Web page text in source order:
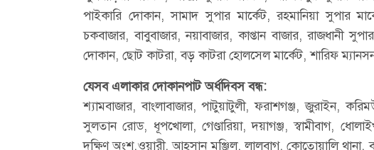
পাইকারি দোকান, সামাদ সুপার মার্কেট, রহমানিয়া সুপার
চকবাজার, বাবুবাজার, নয়াবাজার, কাপ্তান বাজার, রাজধানী
দোকান, ছোট কাটরা, বড় কাটরা হোলসেল মার্কেট, শারিফ
যেসব এলাকার দোকানপাট অর্ধদিবস বন্ধ:
শ্যামবাজার, বাংলাবাজার, পাটুয়াটুলী, ফরাশগঞ্জ, জুরাইন,
সুলতান রোড, ধূপখোলা, গেণ্ডারিয়া, দয়াগঞ্জ, স্বামীবাগ,
দক্ষিণ অংশ,ওয়ারী, আহসান মঞ্জিল, লালবাগ, কোতোয়ালি থানা,